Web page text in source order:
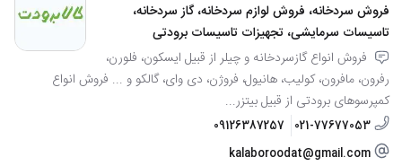
فروش سردخانه، فروش لوازم سردخانه، گاز سردخانه،
تاسیسات سرمایشی، تجهیزات تاسیسات برودتی
فروش انواع گازسردخانه و چیلر از قبیل ایسکون، فلورن،
رفرون، مافرون، کولیب، هانیول، فروژن، دی وای، گالکو و ... فروش انواع
کمپرسوهای برودتی از قبیل بیتزر...
021-77677053
09126387257
kalaboroodat@gmail.com